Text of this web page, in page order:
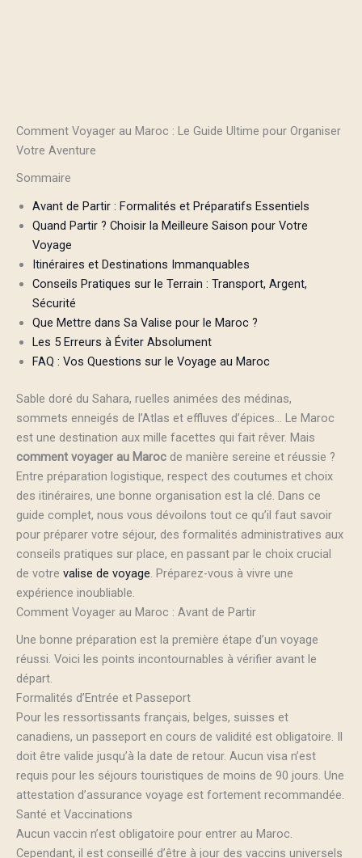
Comment Voyager au Maroc : Le Guide Ultime pour Organiser
Votre Aventure
Sommaire
Avant de Partir : Formalités et Préparatifs Essentiels
Quand Partir ? Choisir la Meilleure Saison pour Votre
Voyage
Itinéraires et Destinations Immanquables
Conseils Pratiques sur le Terrain : Transport, Argent,
Sécurité
Que Mettre dans Sa Valise pour le Maroc ?
Les 5 Erreurs à Éviter Absolument
FAQ : Vos Questions sur le Voyage au Maroc
Sable doré du Sahara, ruelles animées des médinas,
sommets enneigés de l’Atlas et effluves d’épices… Le Maroc
est une destination aux mille facettes qui fait rêver. Mais
comment voyager au Maroc de manière sereine et réussie ?
Entre préparation logistique, respect des coutumes et choix
des itinéraires, une bonne organisation est la clé. Dans ce
guide complet, nous vous dévoilons tout ce qu’il faut savoir
pour préparer votre séjour, des formalités administratives aux
conseils pratiques sur place, en passant par le choix crucial
de votre valise de voyage . Préparez-vous à vivre une
expérience inoubliable.
Comment Voyager au Maroc : Avant de Partir
Une bonne préparation est la première étape d’un voyage
réussi. Voici les points incontournables à vérifier avant le
départ.
Formalités d’Entrée et Passeport
Pour les ressortissants français, belges, suisses et
canadiens, un passeport en cours de validité est obligatoire. Il
doit être valide jusqu’à la date de retour. Aucun visa n’est
requis pour les séjours touristiques de moins de 90 jours. Une
attestation d’assurance voyage est fortement recommandée.
Santé et Vaccinations
Aucun vaccin n’est obligatoire pour entrer au Maroc.
Cependant, il est conseillé d’être à jour des vaccins universels